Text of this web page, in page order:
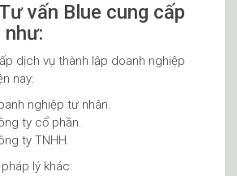
vấn Blue cung cấp
dịch vụ thành lập doanh nghiệp
nay:
nghiệp tư nhân.
ty cổ phần.
ty TNHH.
lý khác: